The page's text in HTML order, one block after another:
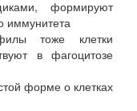
формируют
иммунитета
тоже клетки
в фагоцитозе
форме о клетках